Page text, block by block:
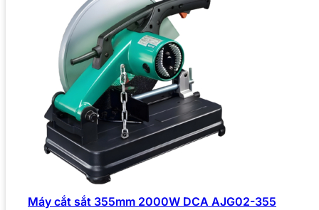
Máy cắt sắt 355mm 2000W DCA AJG02-355